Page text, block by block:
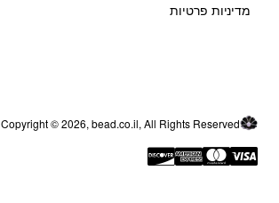
מדיניות פרטיות
Copyright © 2026, bead.co.il, All Rights Reserved